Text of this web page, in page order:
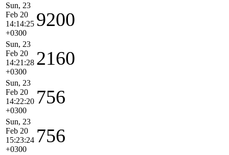
Sun, 23
Feb 20
14:14:25
+0300
9200
Sun, 23
Feb 20
14:21:28
+0300
2160
Sun, 23
Feb 20
14:22:20
+0300
756
Sun, 23
Feb 20
15:23:24
+0300
756